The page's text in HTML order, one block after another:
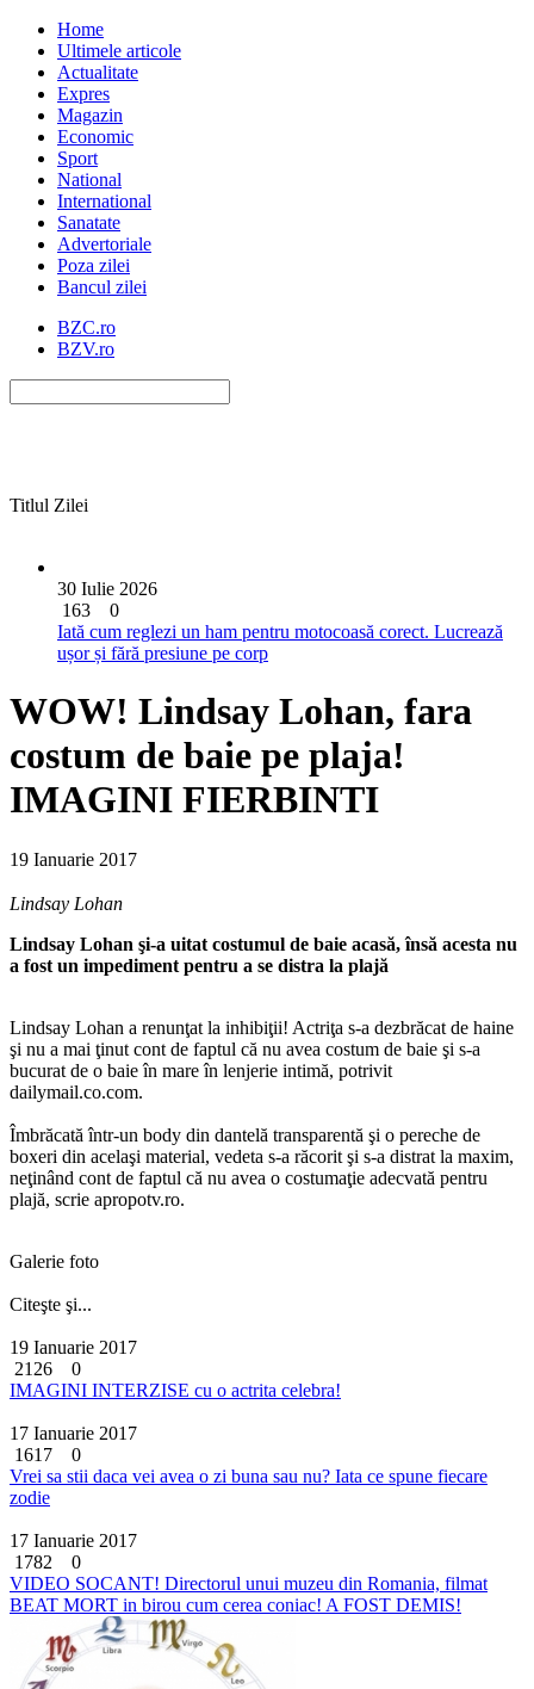
Home
Ultimele articole
Actualitate
Expres
Magazin
Economic
Sport
National
International
Sanatate
Advertoriale
Poza zilei
Bancul zilei
BZC.ro
BZV.ro
Titlul Zilei
30 Iulie 2026
163
0
Iată cum reglezi un ham pentru motocoasă corect. Lucrează
ușor și fără presiune pe corp
WOW! Lindsay Lohan, fara
costum de baie pe plaja!
IMAGINI FIERBINTI
19 Ianuarie 2017
Lindsay Lohan
Lindsay Lohan şi-a uitat costumul de baie acasă, însă acesta nu
a fost un impediment pentru a se distra la plajă
Lindsay Lohan a renunţat la inhibiţii! Actriţa s-a dezbrăcat de haine
şi nu a mai ţinut cont de faptul că nu avea costum de baie şi s-a
bucurat de o baie în mare în lenjerie intimă, potrivit
dailymail.co.com.
Îmbrăcată într-un body din dantelă transparentă şi o pereche de
boxeri din acelaşi material, vedeta s-a răcorit şi s-a distrat la maxim,
neţinând cont de faptul că nu avea o costumaţie adecvată pentru
plajă, scrie apropotv.ro.
Galerie foto
Citeşte şi...
19 Ianuarie 2017
2126
0
IMAGINI INTERZISE cu o actrita celebra!
17 Ianuarie 2017
1617
0
Vrei sa stii daca vei avea o zi buna sau nu? Iata ce spune fiecare
zodie
17 Ianuarie 2017
1782
0
VIDEO SOCANT! Directorul unui muzeu din Romania, filmat
BEAT MORT in birou cum cerea coniac! A FOST DEMIS!